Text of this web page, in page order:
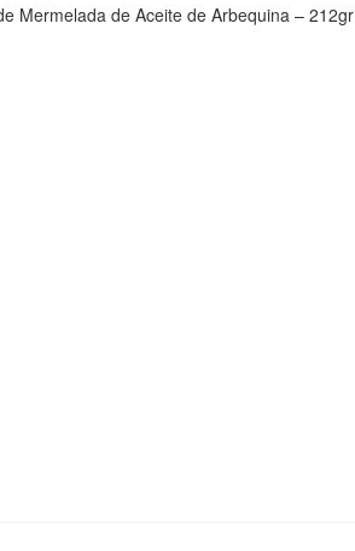
Mermelada de Aceite de Arbequina – 212gr